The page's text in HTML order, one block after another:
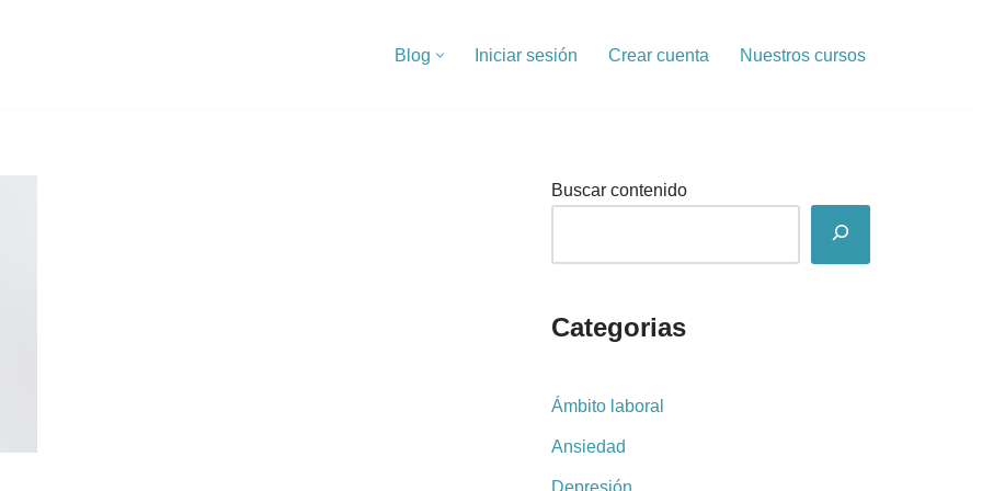
Blog Iniciar sesión Crear cuenta Nuestros cursos
Buscar contenido
Categorias
Ámbito laboral
Ansiedad
Depresión